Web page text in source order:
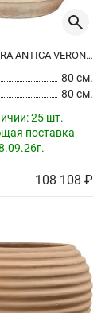
КАШПО TERRA ANTICA VERONA CHALK WHITE
80 см.
80 см.
25 шт.
поставка
108 108 ₽